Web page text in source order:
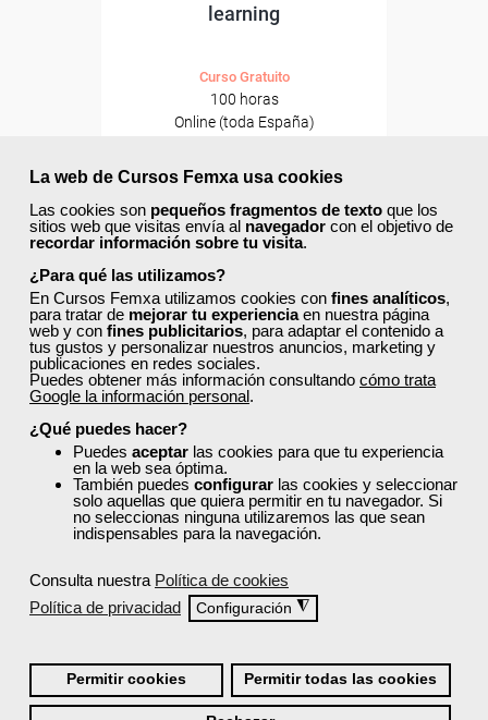
La web de Cursos Femxa usa cookies
Las cookies son pequeños fragmentos de texto que los
sitios web que visitas envía al navegador con el objetivo de
recordar información sobre tu visita.
¿Para qué las utilizamos?
En Cursos Femxa utilizamos cookies con fines analíticos,
para tratar de mejorar tu experienciaen nuestra página
web y con fines publicitarios, para adaptar el contenido a
tus gustos y personalizar nuestros anuncios, marketing y
publicaciones en redes sociales.
Puedes obtener más información consultando cómo trata
Google la información personal.
¿Qué puedes hacer?
Puedes aceptar las cookies para que tu experiencia
en la web sea óptima.
También puedes configurar las cookies y seleccionar
solo aquellas que quiera permitir en tu navegador. Si
no seleccionas ninguna utilizaremos las que sean
indispensables para la navegación.
Consulta nuestra Política de cookies
Política de privacidad
Configuración ◮
Permitir cookies Permitir todas las cookies
learning
Curso Gratuito
100 horas
Online (toda España)
Matrícula cerrada
10 445
ONLINE
Cursos Femxa